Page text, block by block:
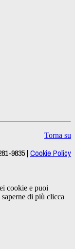
Torna su
9835 | Cookie Policy
cookie e puoi
di più clicca